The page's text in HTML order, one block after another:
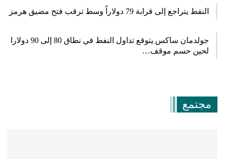
النفط يتراجع إلى قرابة 79 دولاراً وسط ترقب فتح مضيق هرمز
جولدمان ساكس يتوقع تداول النفط في نطاق 80 إلى 90 دولارا
لحين حسم موقف…
مجتمع